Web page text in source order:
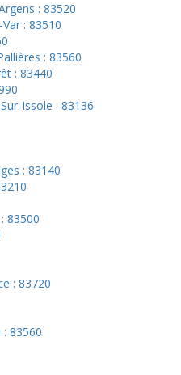
: 83520
: 83510
: 83560
: 83440
Issole : 83136
: 83140
83500
: 83720
83560